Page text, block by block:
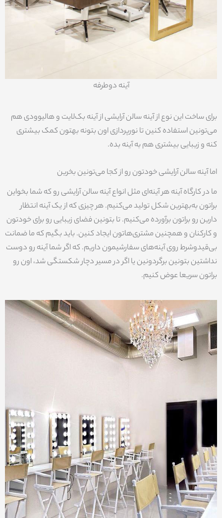
آینه دوطرفه
برای ساخت این نوع از آینه سالن آرایشی از آینه‌ بک‌لایت و هالیوودی هم
می‌تونین استفاده کنین تا نورپردازی اون بتونه بهتون کمک بیشتری
کنه و زیبایی بیشتری هم به آینه بده.
اما آینه سالن آرایشی خودتون رو از کجا می‌تونین بخرین
ما در کارگاه آینه هر آینه‌ای مثل انواع آینه سالن آرایشی رو که شما بخواین
براتون به‌بهترین شکل تولید می‌کنیم. هر چیزی که از یک آینه انتظار
دارین رو براتون برآورده می‌کنیم. تا بتونین فضای زیبایی رو برای خودتون
و کارکنان و همچنین مشتری‌هاتون ایجاد کنین. باید بگیم که ما ضمانت
بی‌قیدوشرط روی آینه‌های سفارشیمون داریم. که اگر شما آینه رو دوست
نداشتین بتونین برگردونین یا اگر در مسیر دچار شکستگی شد، اون رو
براتون سریعا عوض کنیم.